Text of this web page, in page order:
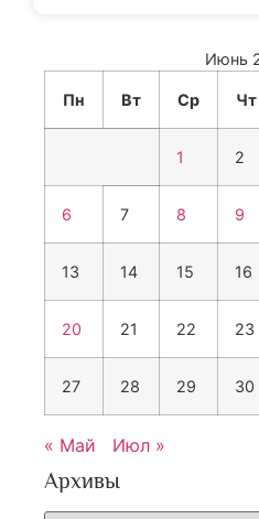
Июнь
Пн Вт Ср Чт
1 2
6 7 8 9
13 14 15 16
20 21 22 23
27 28 29 30
« Май Июл »
Архивы